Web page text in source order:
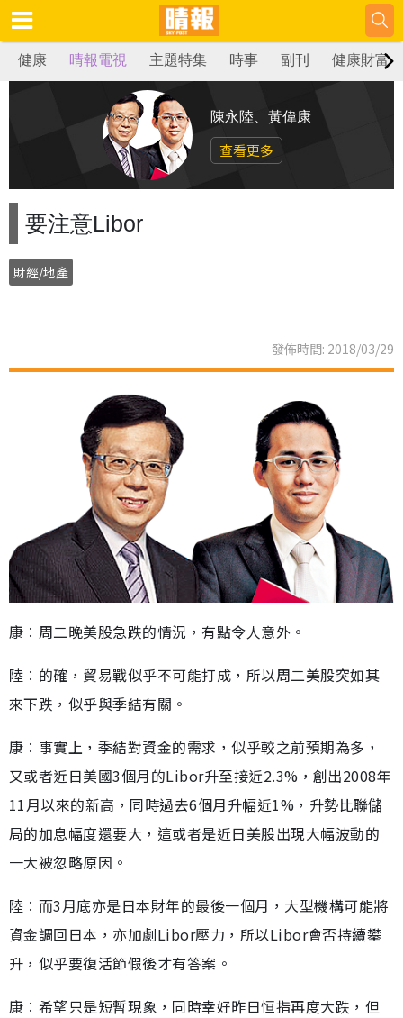
健康 晴報電視 主題特集 時事 副刊 健康財富
陳永陸、黃偉康
查看更多
要注意Libor
財經/地產
發佈時間: 2018/03/29
康︰周二晚美股急跌的情況，有點令人意外。
陸︰的確，貿易戰似乎不可能打成，所以周二美股突如其
來下跌，似乎與季結有關。
康︰事實上，季結對資金的需求，似乎較之前預期為多，
又或者近日美國3個月的Libor升至接近2.3%，創出2008年
11月以來的新高，同時過去6個月升幅近1%，升勢比聯儲
局的加息幅度還要大，這或者是近日美股出現大幅波動的
一大被忽略原因。
陸︰而3月底亦是日本財年的最後一個月，大型機構可能將
資金調回日本，亦加劇Libor壓力，所以Libor會否持續攀
升，似乎要復活節假後才有答案。
康︰希望只是短暫現象，同時幸好昨日恒指再度大跌，但